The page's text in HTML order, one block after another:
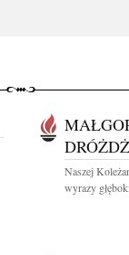
DRÓŻDŻ
Naszej
wyrazy